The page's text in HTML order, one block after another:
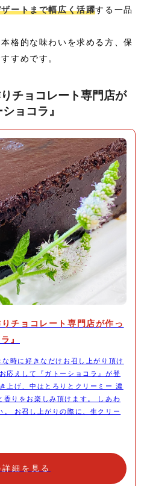
ートまで幅広く活躍する一品
格的な味わいを求める方、保
すめです。
チョコレート専門店が
ョコラ』
ョコレート専門店が作っ
』
な時に好きなだけお召し上がり頂け
応えして『ガトーショコラ』が登
上げ、中はとろりとクリーミー 濃
香りをお楽しみ頂けます。 しあわ
。 お召し上がりの際に、生クリー
カットして残りを冷凍保管して頂
細を見る